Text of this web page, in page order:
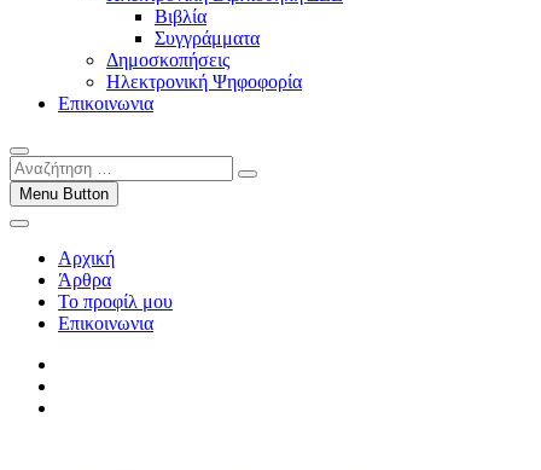
Βιβλία
Συγγράμματα
Δημοσκοπήσεις
Ηλεκτρονική Ψηφοφορία
Επικοινωνια
Αναζήτηση
…Menu Button
Αρχική
Άρθρα
Το προφίλ μου
Επικοινωνια